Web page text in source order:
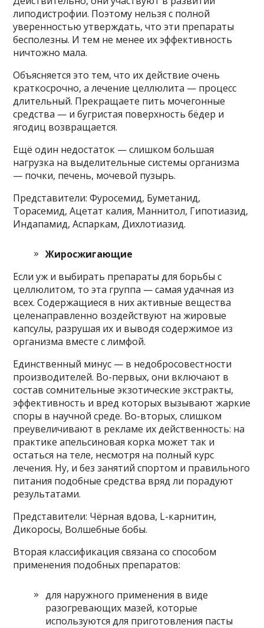
липодистрофии. Поэтому нельзя с полной
уверенностью утверждать, что эти препараты
бесполезны. И тем не менее их эффективность
ничтожно мала.
Объясняется это тем, что их действие очень
краткосрочно, а лечение целлюлита — процесс
длительный. Прекращаете пить мочегонные
средства — и бугристая поверхность бёдер и
ягодиц возвращается.
Ещё один недостаток — слишком большая
нагрузка на выделительные системы организма
— почки, печень, мочевой пузырь.
Представители: Фуросемид, Буметанид,
Торасемид, Ацетат калия, Маннитол, Гипотиазид,
Индапамид, Аспаркам, Дихлотиазид.
Жиросжигающие
Если уж и выбирать препараты для борьбы с
целлюлитом, то эта группа — самая удачная из
всех. Содержащиеся в них активные вещества
целенаправленно воздействуют на жировые
капсулы, разрушая их и выводя содержимое из
организма вместе с лимфой.
Единственный минус — в недобросовестности
производителей. Во-первых, они включают в
состав сомнительные экзотические экстракты,
эффективность и вред которых вызывают жаркие
споры в научной среде. Во-вторых, слишком
преувеличивают в рекламе их действенность: на
практике апельсиновая корка может так и
остаться на теле, несмотря на полный курс
лечения. Ну, и без занятий спортом и правильного
питания подобные средства вряд ли порадуют
результатами.
Представители: Чёрная вдова, L-карнитин,
Дикоросы, Волшебные бобы.
Вторая классификация связана со способом
применения подобных препаратов:
для наружного применения в виде
разогревающих мазей, которые
используются для приготовления пасты